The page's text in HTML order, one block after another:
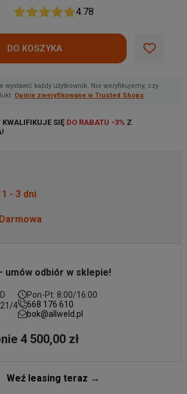
4.78
wystawić każdy użytkownik. Nie weryfikujemy, czy
Opinie zweryfikowane w Trusted Shops
KWALIFIKUJE SIĘ DO RABATU -3% Z
1 - 3 dni
Darmowa
umów odbiór w sklepie!
4
Pon-Pt: 8:00/16:00
668 176 610
bok@allweld.pl
4 500,00 zł
Weź leasing teraz →